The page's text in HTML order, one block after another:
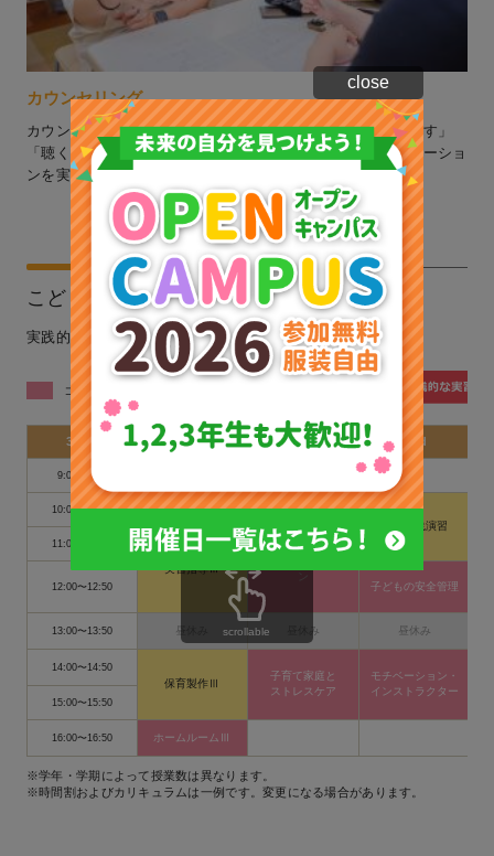
カウンセリング
カウンセリングはそれ自体がコミュニケーションです。「話す」
「聴く」という体験を通して、「言葉」を介したコミュニケーショ
ンを実践的に学びます。
こども心理コースの3年次の時間割（例）
実践的な実習を含めた時間割を用意しています。
コース独自の実践的な授業
3年次 Mon Tue Wed
9:00〜9:50
子育て心理
（ピアノ）
10:00〜10:50
保育実践演習
11:00〜11:50
実習指導Ⅲ
12:00〜12:50 子どもの安全管理
13:00〜13:50 昼休み 昼休み 昼休み
14:00〜14:50
保育製作Ⅲ
子育て家庭と
ストレスケア
モチベーション・
インストラクター
15:00〜15:50
16:00〜16:50 ホームルームⅢ
※学年・学期によって授業数は異なります。
※時間割およびカリキュラムは一例です。変更になる場合があります。
scrollable
close